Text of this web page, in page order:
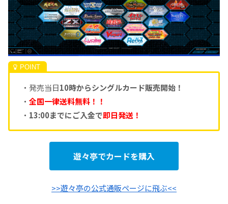
・発売当日10時からシングルカード販売開始！
・ 全国一律送料無料！！
・ 13:00までにご入金で即日発送！
遊々亭でカードを購入
>>遊々亭の公式通販ページに飛ぶ<<